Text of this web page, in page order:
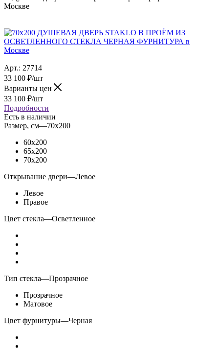
Москве
Арт.: 27714
33 100 ₽/шт
Варианты цен
33 100 ₽/шт
Подробности
Есть в наличии
Размер, см—70x200
60x200
65x200
70x200
Открывание двери—Левое
Левое
Правое
Цвет стекла—Осветленное
Тип стекла—Прозрачное
Прозрачное
Матовое
Цвет фурнитуры—Черная